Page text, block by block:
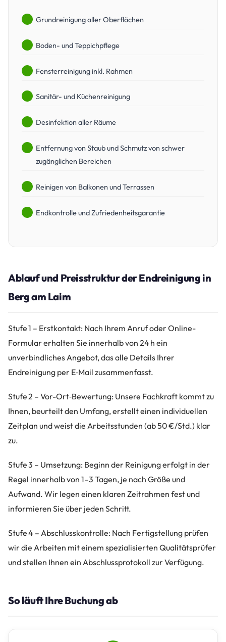
Grundreinigung aller Oberflächen
Boden- und Teppichpflege
Fensterreinigung inkl. Rahmen
Sanitär- und Küchenreinigung
Desinfektion aller Räume
Entfernung von Staub und Schmutz von schwer
zugänglichen Bereichen
Reinigen von Balkonen und Terrassen
Endkontrolle und Zufriedenheitsgarantie
Ablauf und Preisstruktur der Endreinigung in
Berg am Laim
Stufe 1 – Erstkontakt: Nach Ihrem Anruf oder Online-
Formular erhalten Sie innerhalb von 24 h ein
unverbindliches Angebot, das alle Details Ihrer
Endreinigung per E‑Mail zusammenfasst.
Stufe 2 – Vor-Ort‑Bewertung: Unsere Fachkraft kommt zu
Ihnen, beurteilt den Umfang, erstellt einen individuellen
Zeitplan und weist die Arbeitsstunden (ab 50 €/Std.) klar
zu.
Stufe 3 – Umsetzung: Beginn der Reinigung erfolgt in der
Regel innerhalb von 1–3 Tagen, je nach Größe und
Aufwand. Wir legen einen klaren Zeitrahmen fest und
informieren Sie über jeden Schritt.
Stufe 4 – Abschlusskontrolle: Nach Fertigstellung prüfen
wir die Arbeiten mit einem spezialisierten Qualitätsprüfer
und stellen Ihnen ein Abschlussprotokoll zur Verfügung.
So läuft Ihre Buchung ab